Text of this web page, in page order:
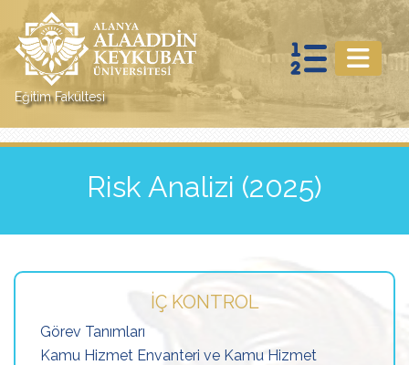
Eğitim Fakültesi
Risk Analizi (2025)
İÇ KONTROL
Görev Tanımları
Kamu Hizmet Envanteri ve Kamu Hizmet